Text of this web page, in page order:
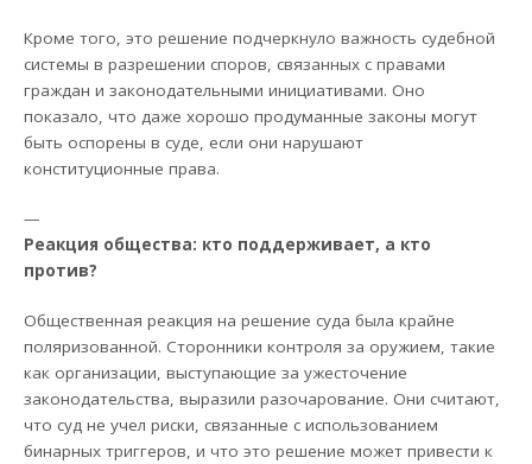
Кроме того, это решение подчеркнуло важность судебной
системы в разрешении споров, связанных с правами
граждан и законодательными инициативами. Оно
показало, что даже хорошо продуманные законы могут
быть оспорены в суде, если они нарушают
конституционные права.
—
Реакция общества: кто поддерживает, а кто
против?
Общественная реакция на решение суда была крайне
поляризованной. Сторонники контроля за оружием, такие
как организации, выступающие за ужесточение
законодательства, выразили разочарование. Они считают,
что суд не учел риски, связанные с использованием
бинарных триггеров, и что это решение может привести к